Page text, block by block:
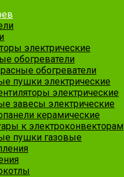
электрические
обогреватели
обогреватели
пушки электрические
электрические
завесы электрические
керамические
к электроконвекторам
пушки газовые